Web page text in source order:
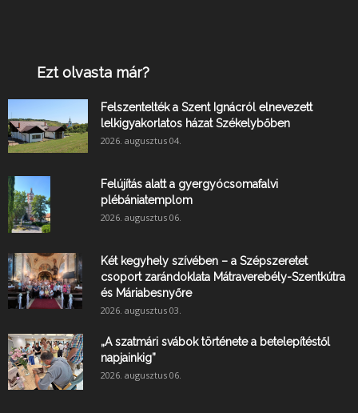
Ezt olvasta már?
Felszentelték a Szent Ignácról elnevezett
lelkigyakorlatos házat Székelybőben
2026. augusztus 04.
Felújítás alatt a gyergyócsomafalvi
plébániatemplom
2026. augusztus 06.
Két kegyhely szívében – a Szépszeretet
csoport zarándoklata Mátraverebély-Szentkútra
és Máriabesnyőre
2026. augusztus 03.
„A szatmári svábok története a betelepítéstől
napjainkig”
2026. augusztus 06.